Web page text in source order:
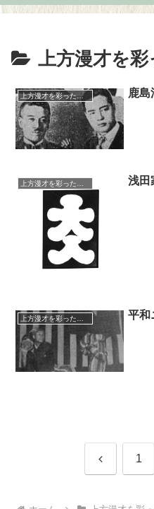
上方漫才を彩
上方漫才を彩った人々（仮） 鹿島
浅田
平和
前 1